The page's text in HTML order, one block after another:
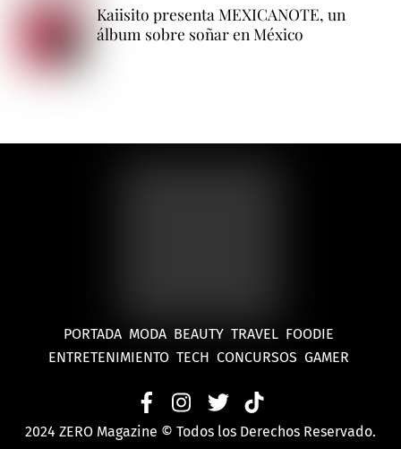
Kaiisito presenta MEXICANOTE, un
álbum sobre soñar en México
PORTADA MODA BEAUTY TRAVEL FOODIE
ENTRETENIMIENTO TECH CONCURSOS GAMER
2024 ZERO Magazine © Todos los Derechos Reservado.